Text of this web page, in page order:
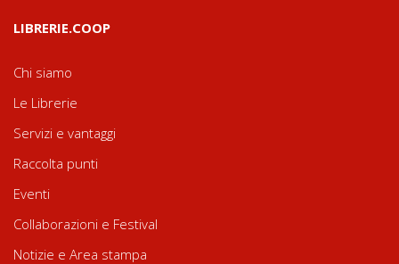
LIBRERIE.COOP
Chi siamo
Le Librerie
Servizi e vantaggi
Raccolta punti
Eventi
Collaborazioni e Festival
Notizie e Area stampa